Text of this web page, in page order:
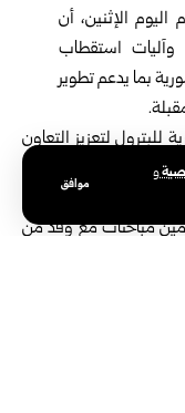
و
موافق
الإثنين، أن
وآليات استقطاب
بما يدعم تطوير
للبترول لتعزيز التعاون
ودعم خطط
مباحثات مع وفد من